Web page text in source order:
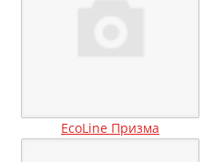
EcoLine Призма